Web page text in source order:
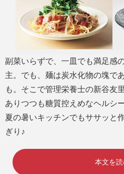
副菜いらずで、一皿でも満足感
主。でも、麺は炭水化物の塊で
も。そこで管理栄養士の新谷友
ありつつも糖質控えめなヘルシ
夏の暑いキッチンでもササッと
ぎり♪
本文を